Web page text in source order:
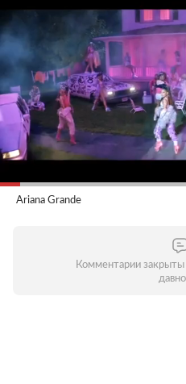
Ariana Grande
Комментарии закрыты